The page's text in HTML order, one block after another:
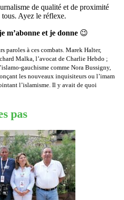
de qualité et de proximité
tous. Ayez le réflexe.
m’abonne et je donne 😉
paroles à ces combats. Marek Halter,
Malka, l’avocat de Charlie Hebdo ;
gauchisme comme Nora Bussigny,
les nouveaux inquisiteurs ou l’imam
l’islamisme. Il y avait de quoi
pas